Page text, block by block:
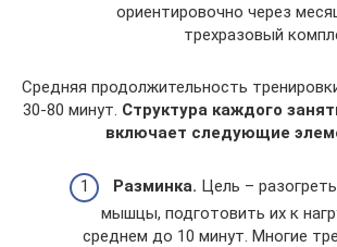
ориентировочно через
трехразовый
Средняя продолжительность
30-80 минут. Структура каждого
включает следующие
Разминка. Цель –
мышцы, подготовить их к
среднем до 10 минут. Многие